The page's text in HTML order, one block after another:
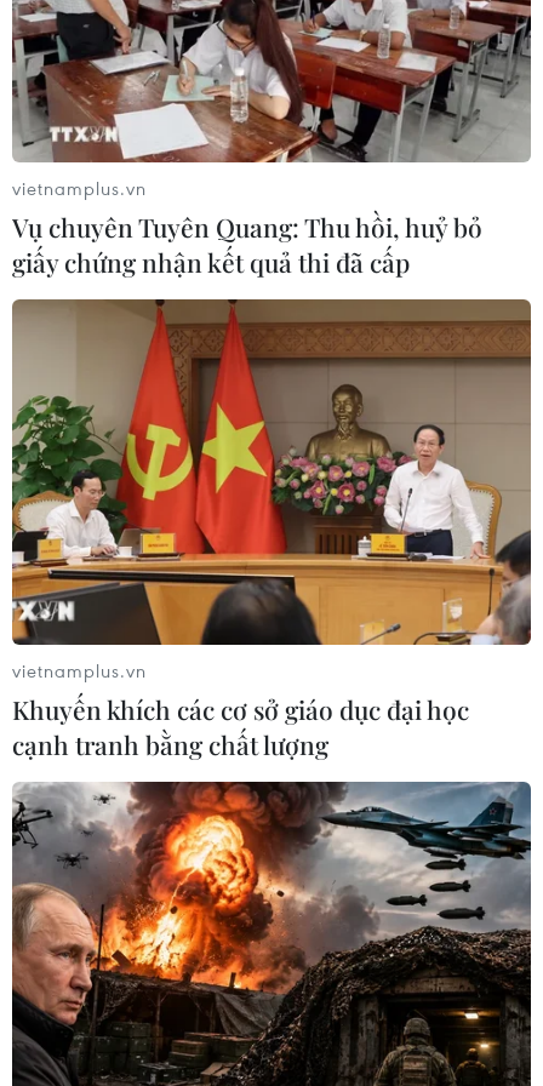
Tìm thấy thi thể du khách nước ngoài mất
tích khi tắm biển ở Quảng Nam
23/12/2019 03:06
Khi cả nhóm 9 người mang nhiều quốc tịch khác nhau
xuống biển Tam Thanh tắm thì ông Robin Justin Willams
bất ngờ bị sóng cuốn ra xa, mất tích.
Tìm thấy thi thể du khách bị đuối nước khi
vietnamplus.vn
Vụ chuyên Tuyên Quang: Thu hồi, huỷ bỏ
giấy chứng nhận kết quả thi đã cấp
vietnamplus.vn
Khuyến khích các cơ sở giáo dục đại học
cạnh tranh bằng chất lượng